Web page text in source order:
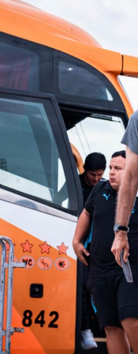
En la segunda mitad,
que jugado, sin
el juego de la
juego en el juego del
Con este resultado,
lo más alto de la
mientras que los
la décima octava
jornada, San Martín
Huancayo recibirá a
segunda fecha de la
Síntesis
SAN MARTÍN (1):
Vega; Tuesta,
V. Rivera